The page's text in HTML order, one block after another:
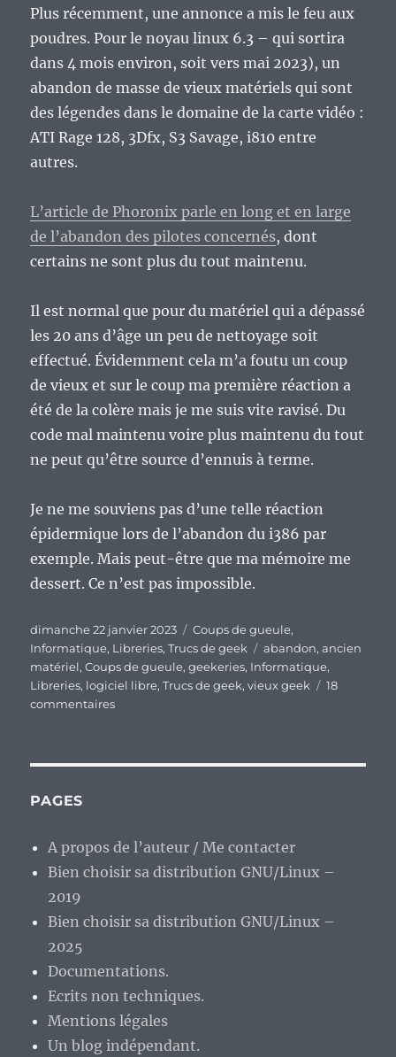
Plus récemment, une annonce a mis le feu aux
poudres. Pour le noyau linux 6.3 – qui sortira
dans 4 mois environ, soit vers mai 2023), un
abandon de masse de vieux matériels qui sont
des légendes dans le domaine de la carte vidéo :
ATI Rage 128, 3Dfx, S3 Savage, i810 entre
autres.
L’article de Phoronix parle en long et en large
de l’abandon des pilotes concernés, dont
certains ne sont plus du tout maintenu.
Il est normal que pour du matériel qui a dépassé
les 20 ans d’âge un peu de nettoyage soit
effectué. Évidemment cela m’a foutu un coup
de vieux et sur le coup ma première réaction a
été de la colère mais je me suis vite ravisé. Du
code mal maintenu voire plus maintenu du tout
ne peut qu’être source d’ennuis à terme.
Je ne me souviens pas d’une telle réaction
épidermique lors de l’abandon du i386 par
exemple. Mais peut-être que ma mémoire me
dessert. Ce n’est pas impossible.
Publié
le
dimanche 22 janvier 2023 Catégories
Coups de gueule,
Informatique, Libreries,Trucs de geek Étiquettes
abandon,ancien
matériel,Coups de gueule,geekeries, Informatique,
Libreries, logiciel libre,Trucs de geek,vieux geek
18
commentairessur
voie
de
terme
PAGES
A propos de l’auteur / Me contacter
Bien choisir sa distribution GNU/Linux –
2019
Bien choisir sa distribution GNU/Linux –
2025
Documentations.
Ecrits non techniques.
Mentions légales
Un blog indépendant.